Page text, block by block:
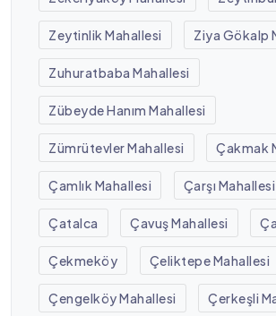
Zeytinlik Mahallesi Ziya Gökalp
Zuhuratbaba Mahallesi
Zübeyde Hanım Mahallesi
Zümrütevler Mahallesi Çakmak
Çamlık Mahallesi Çarşı Mahallesi
Çatalca Çavuş Mahallesi
Çekmeköy Çeliktepe Mahallesi
Çengelköy Mahallesi Çerkeşli